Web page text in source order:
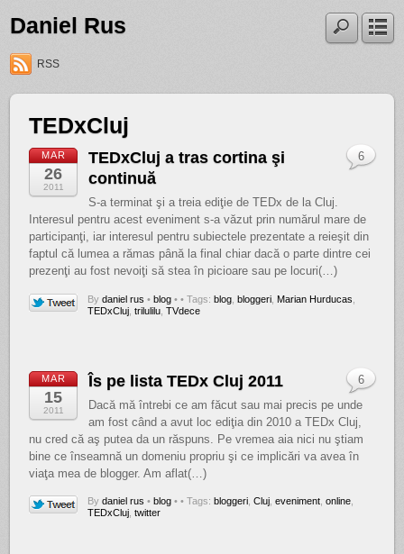
Daniel Rus
RSS
TEDxCluj
MAR
26
2011
TEDxCluj a tras cortina şi
continuă
S-a terminat şi a treia ediţie de TEDx de la Cluj.
Interesul pentru acest eveniment s-a văzut prin numărul mare de
participanţi, iar interesul pentru subiectele prezentate a reieşit din
faptul că lumea a rămas până la final chiar dacă o parte dintre cei
prezenţi au fost nevoiţi să stea în picioare sau pe locuri(…)
Bydaniel rus • blog •
6
• Tags:blog ,bloggeri Marian Hurducas
TEDxCluj ,trilulilu ,TVdece
MAR
15
2011
Îs pe lista TEDx Cluj 2011
Dacă mă întrebi ce am făcut sau mai precis pe unde
am fost când a avut loc ediţia din 2010 a TEDx Cluj,
nu cred că aş putea da un răspuns. Pe vremea aia nici nu ştiam
bine ce înseamnă un domeniu propriu şi ce implicări va avea în
viaţa mea de blogger. Am aflat(…)
Bydaniel rus • blog •
6
• Tags: bloggeri ,Cluj ,eveniment ,online
TEDxCluj ,twitter